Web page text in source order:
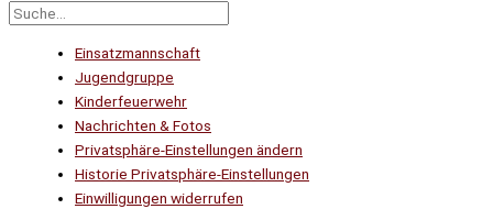
Einsatzmannschaft
Jugendgruppe
Kinderfeuerwehr
Nachrichten & Fotos
Privatsphäre-Einstellungen ändern
Historie Privatsphäre-Einstellungen
Einwilligungen widerrufen